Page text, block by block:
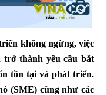
không ngừng, việc
trở thành yêu cầu bắt
tồn tại và phát triển.
(SME) cũng như các